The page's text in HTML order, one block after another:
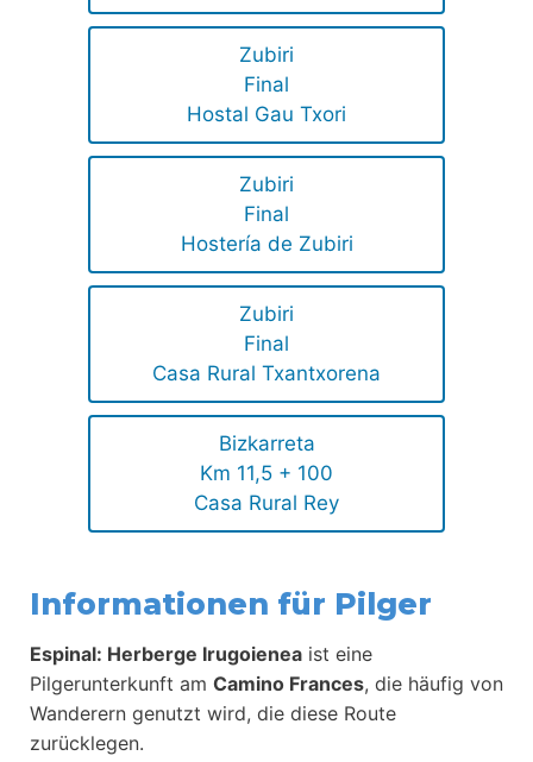
Zubiri
Final
Hostal Gau Txori
Zubiri
Final
Hostería de Zubiri
Zubiri
Final
Casa Rural Txantxorena
Bizkarreta
Km 11,5 + 100
Casa Rural Rey
Informationen für Pilger
Espinal: Herberge Irugoienea ist eine
Pilgerunterkunft am Camino Frances, die häufig von
Wanderern genutzt wird, die diese Route
zurücklegen.